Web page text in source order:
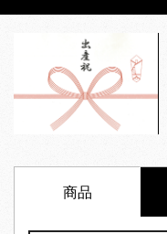
商品